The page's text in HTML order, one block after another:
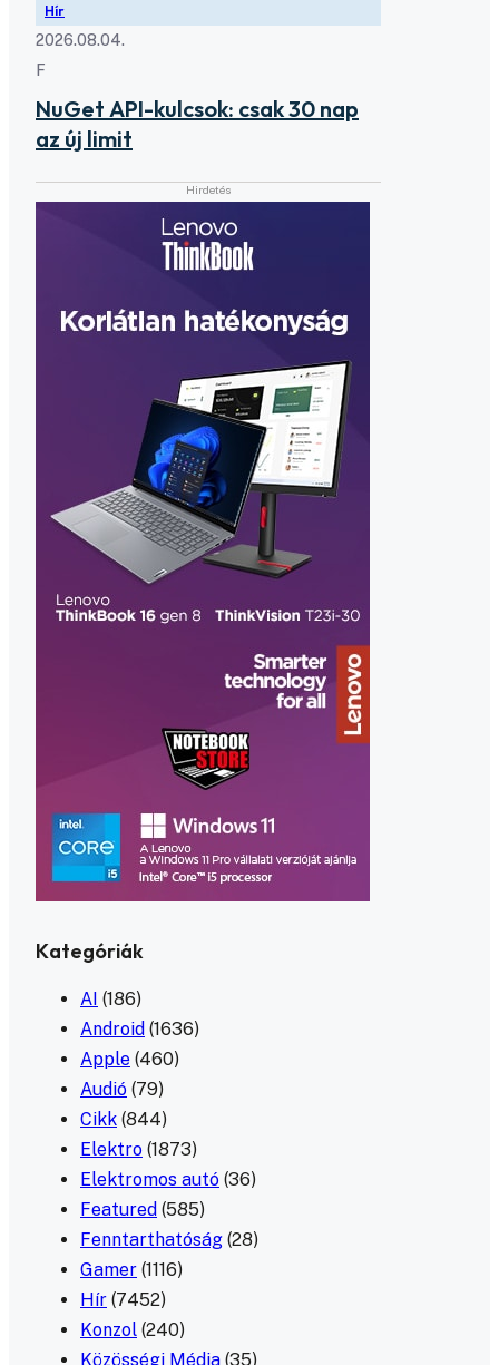
Hír
2026.08.04.
F
NuGet API-kulcsok: csak 30 nap
az új limit
Kategóriák
AI (186)
Android (1636)
Apple (460)
Audió (79)
Cikk (844)
Elektro (1873)
Elektromos autó (36)
Featured (585)
Fenntarthatóság (28)
Gamer (1116)
Hír (7452)
Konzol (240)
Közösségi Média (35)